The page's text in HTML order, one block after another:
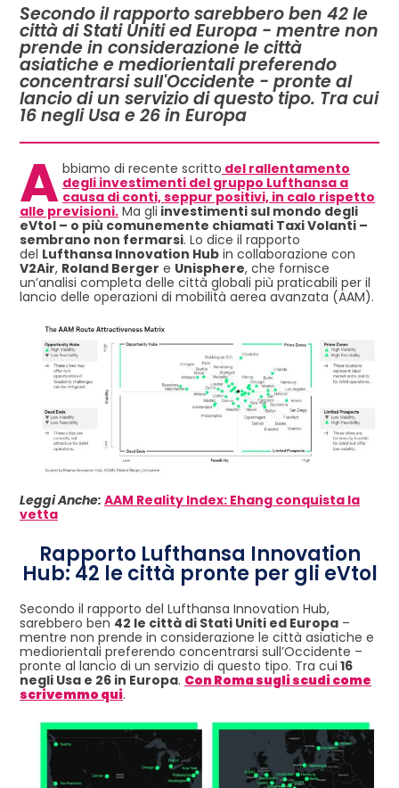
Secondo il rapporto sarebbero ben 42 le
città di Stati Uniti ed Europa - mentre non
prende in considerazione le città
asiatiche e mediorientali preferendo
concentrarsi sull'Occidente - pronte al
lancio di un servizio di questo tipo. Tra cui
16 negli Usa e 26 in Europa
A bbiamo di recente scritto del rallentamento
degli investimenti del gruppo Lufthansa a
causa di conti, seppur positivi, in calo rispetto
alle previsioni. Ma gli investimenti sul mondo degli
eVtol – o più comunemente chiamati Taxi Volanti –
sembrano non fermarsi. Lo dice il rapporto
del Lufthansa Innovation Hub in collaborazione con
V2Air, Roland Berger e Unisphere, che fornisce
un’analisi completa delle città globali più praticabili per il
lancio delle operazioni di mobilità aerea avanzata (AAM).
Leggi Anche: AAM Reality Index: Ehang conquista la
vetta
Rapporto Lufthansa Innovation
Hub: 42 le città pronte per gli eVtol
Secondo il rapporto del Lufthansa Innovation Hub,
sarebbero ben 42 le città di Stati Uniti ed Europa –
mentre non prende in considerazione le città asiatiche e
mediorientali preferendo concentrarsi sull’Occidente –
pronte al lancio di un servizio di questo tipo. Tra cui 16
negli Usa e 26 in Europa. Con Roma sugli scudi come
scrivemmo qui.